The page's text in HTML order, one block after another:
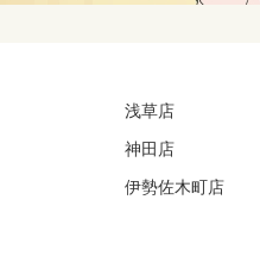
浅草店
神田店
伊勢佐木町店